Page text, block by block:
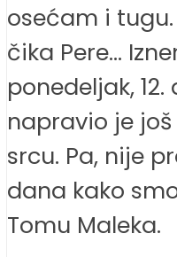
osećam i
čika Pere…
ponedeljak,
napravio je
srcu. Pa, nije
dana kako
Tomu Maleka.